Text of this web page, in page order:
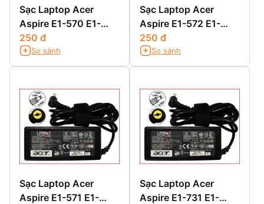
Sạc Laptop Acer
Aspire E1-570 E1-
570G
250 đ
So sánh
Sạc Laptop Acer
Aspire E1-572 E1-
572G E1-572P E1-
572PG
250 đ
So sánh
Sạc Laptop Acer
Aspire E1-571 E1-
Sạc Laptop Acer
Aspire E1-731 E1-